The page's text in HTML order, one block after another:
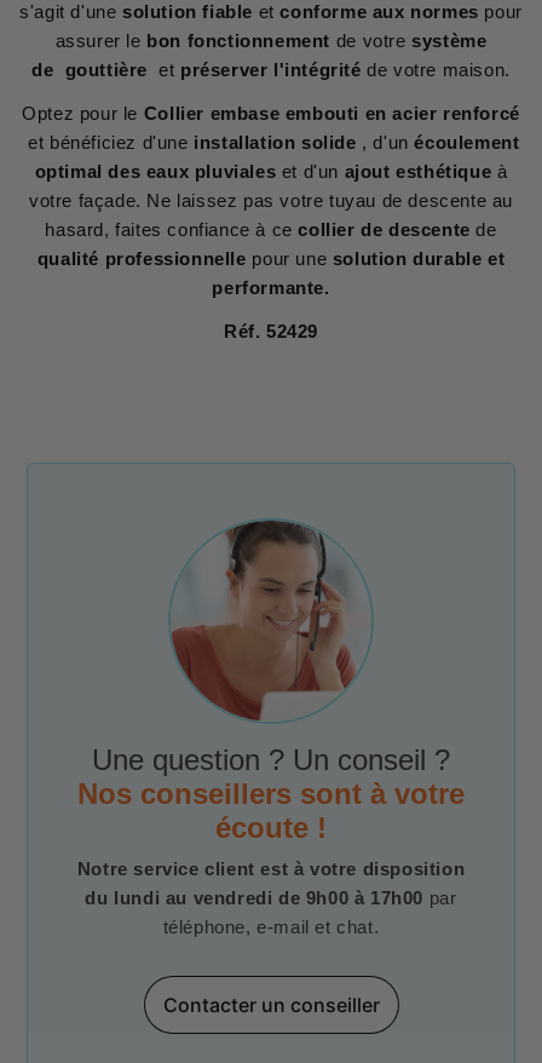
s'agit d'une solution fiable etconforme aux normes pour
assurer le bon fonctionnement de votre système
de gouttière et préserver l'intégrité de votre maison.
Optez pour le Collier embase embouti en acier renforcé
et bénéficiez d'une installation solide , d'unécoulement
optimal des eaux pluviales et d'un ajout esthétique à
votre façade. Ne laissez pas votre tuyau de descente au
hasard, faites confiance à cecollier de descente de
qualité professionnelle pour une solution durable et
performante.
Réf. 52429
Une question ? Un conseil ?
Nos conseillers sont à votre
écoute !
Notre service client est à votre disposition
du lundi au vendredi de 9h00 à 17h00 par
téléphone, e-mail et chat.
Contacter un conseiller